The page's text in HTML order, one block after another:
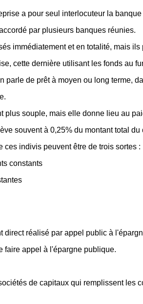
a pour seul interlocuteur la
par plusieurs banques réunies.
immédiatement et en totalité, mais ils
cette dernière utilisant les fonds au
parle de prêt à moyen ou long terme,
plus souple, mais elle donne lieu au
souvent à 0,25% du montant total du
ces indivis peuvent être de trois sortes :
constants
direct réalisé par appel public à
faire appel à l'épargne publique.
de capitaux qui remplissent les